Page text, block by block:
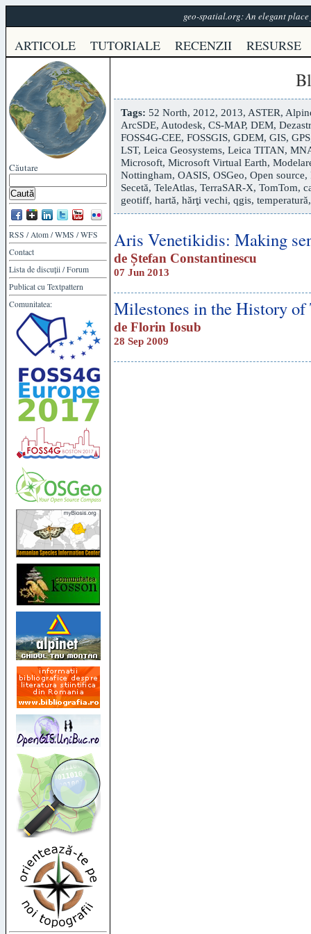
geo-spatial.org: An elegant
ARTICOLE TUTORIALE RECENZII RESURSE
Căutare
RSS /Atom /WMS /WFS
Contact
Lista de discuții /Forum
Publicat cu Textpattern
Comunitatea:
Tags: 52 North, 2012, 2013, ASTER,
ArcSDE, Autodesk, CS-MAP, DEM,
FOSS4G-CEE, FOSSGIS, GDEM, GIS, GPS
LST, Leica Geosystems, Leica TITAN,
Microsoft, Microsoft Virtual Earth,
Nottingham, OASIS, OSGeo, Open source,
Secetă, TeleAtlas, TerraSAR-X, TomTom,
geotiff, hartă, hărţi vechi, qgis, temperatură
Aris Venetikidis: Making
de Ștefan Constantinescu
07 Jun 2013
Milestones in the History
de Florin Iosub
28 Sep 2009